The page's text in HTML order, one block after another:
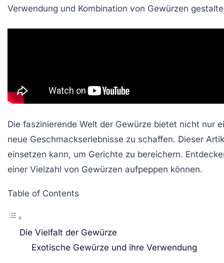
Verwendung und Kombination von Gewürzen
Die faszinierende Welt der Gewürze bietet nicht nur
neue Geschmackserlebnisse zu schaffen. Dieser
einsetzen kann, um Gerichte zu bereichern.
einer Vielzahl von Gewürzen aufpeppen können.
Table of Contents
Die Vielfalt der Gewürze
Exotische Gewürze und ihre Verwendung